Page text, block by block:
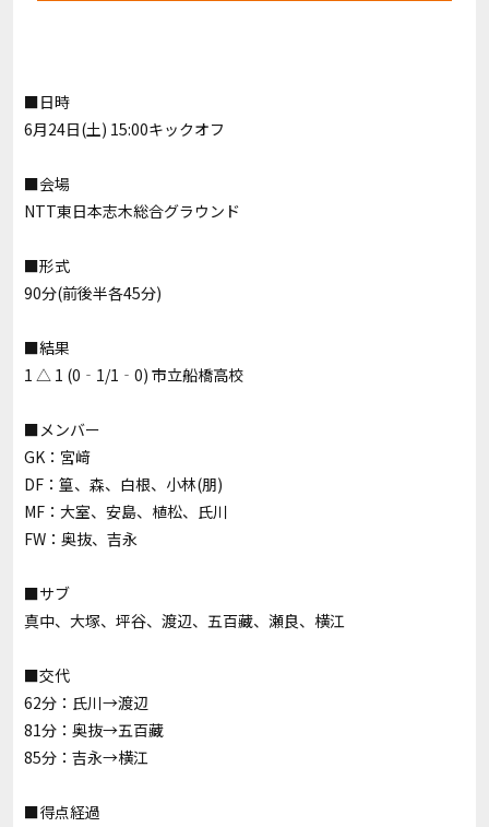
■日時
6月24日(土) 15:00キックオフ
■会場
NTT東日本志木総合グラウンド
■形式
90分(前後半各45分)
■結果
1 △ 1 (0‐1/1‐0) 市立船橋高校
■メンバー
GK：宮﨑
DF：篁、森、白根、小林(朋)
MF：大室、安島、植松、氏川
FW：奥抜、吉永
■サブ
真中、大塚、坪谷、渡辺、五百藏、瀬良、横江
■交代
62分：氏川→渡辺
81分：奥抜→五百藏
85分：吉永→横江
■得点経過